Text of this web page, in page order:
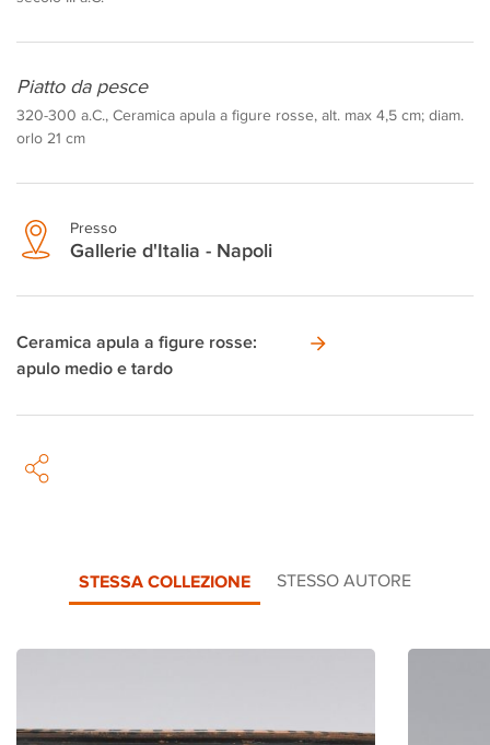
Piatto da pesce
320-300 a.C., Ceramica apula a figure rosse, alt. max 4,5 cm; diam.
orlo 21 cm
Presso
Gallerie d'Italia - Napoli
Ceramica apula a figure rosse:
apulo medio e tardo
STESSA COLLEZIONE STESSO AUTORE